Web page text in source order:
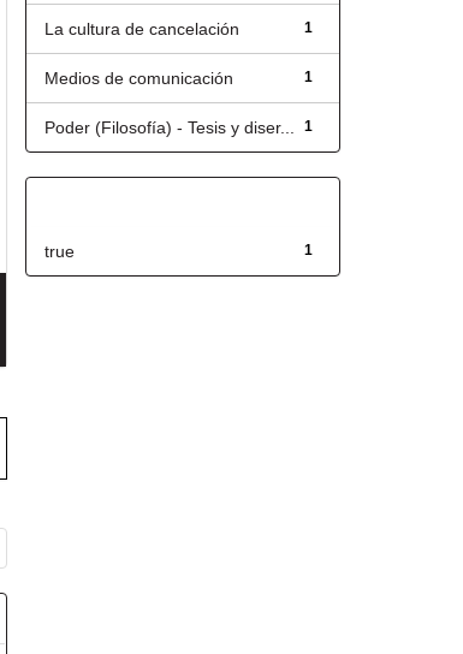
1
La cultura de cancelación
1
Medios de comunicación
1
Poder (Filosofía) - Tesis y diser...
1
true